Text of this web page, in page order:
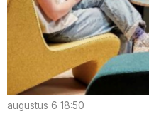
augustus 6 18:50